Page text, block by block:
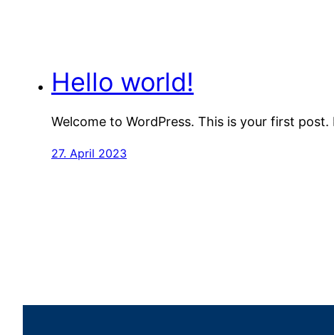
Hello world!
Welcome to WordPress. This is your first
27. April 2023